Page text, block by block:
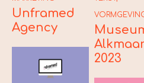
Unframed
Agency
2023